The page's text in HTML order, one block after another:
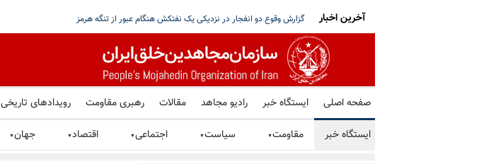
ترامپ: توافق با رژیم ایران را ترجیح می‌دهم، اما تهران هرگز نباید به سلاح هسته‌یی بر سر مذاکره با آمریکا و استعفای پزشکیان
آخرین اخبار
صفحه اصلی ایستگاه خبر رادیو مجاهد مقالات رهبری مقاومت رویدادهای تاریخی
ایستگاه خبر مقاومت▼ سیاست▼ اجتماعی▼ اقتصاد▼ جهان▼